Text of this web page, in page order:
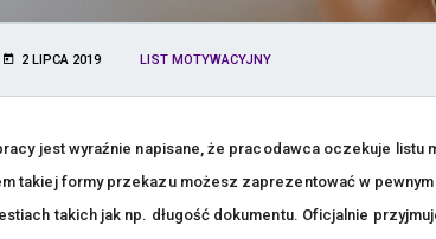
2 LIPCA 2019 LIST MOTYWACYJNY
jest wyraźnie napisane, że pracodawca oczekuje listu
takiej formy przekazu możesz zaprezentować w
takich jak np. długość dokumentu. Oficjalnie